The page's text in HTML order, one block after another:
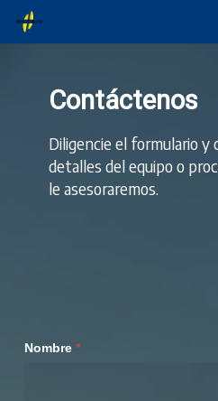
Skip
Contáctenos
Diligencie el formulario y
detalles del equipo o
le asesoraremos.
Formulario
Nombre *